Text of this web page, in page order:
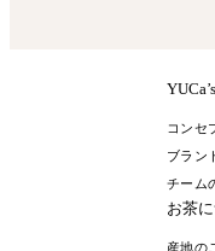
コンセ
ブラン
チーム
お茶
産地の